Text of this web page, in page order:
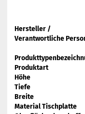
Hersteller /
Verantwortliche
Produktart
Höhe
Tiefe
Breite
Material Tischplatte